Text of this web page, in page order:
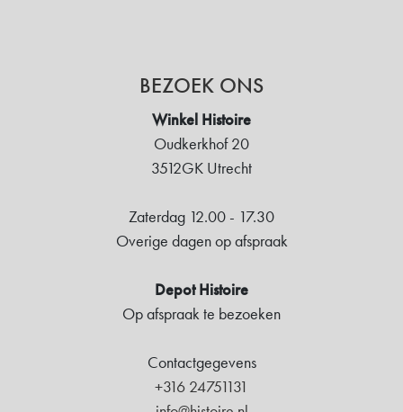
BEZOEK ONS
Winkel Histoire
Oudkerkhof 20
3512GK Utrecht
Zaterdag 12.00 - 17.30
Overige dagen op afspraak
Depot Histoire
Op afspraak te bezoeken
Contactgegevens
+316 24751131